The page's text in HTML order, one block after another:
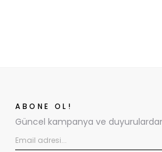
ABONE OL!
Güncel kampanya ve